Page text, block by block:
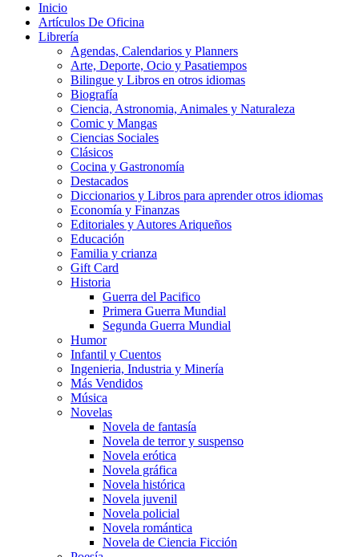
Inicio
Artículos De Oficina
Librería
Agendas, Calendarios y Planners
Arte, Deporte, Ocio y Pasatiempos
Bilingue y Libros en otros idiomas
Biografía
Ciencia, Astronomia, Animales y Naturaleza
Comic y Mangas
Ciencias Sociales
Clásicos
Cocina y Gastronomía
Destacados
Diccionarios y Libros para aprender otros idiomas
Economía y Finanzas
Editoriales y Autores Ariqueños
Educación
Familia y crianza
Gift Card
Historia
Guerra del Pacifico
Primera Guerra Mundial
Segunda Guerra Mundial
Humor
Infantil y Cuentos
Ingenieria, Industria y Minería
Más Vendidos
Música
Novelas
Novela de fantasía
Novela de terror y suspenso
Novela erótica
Novela gráfica
Novela histórica
Novela juvenil
Novela policial
Novela romántica
Novela de Ciencia Ficción